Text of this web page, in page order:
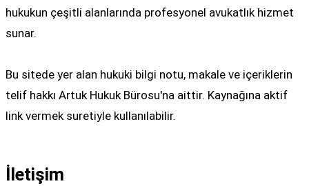
hukukun çeşitli alanlarında profesyonel avukatlık hizmet
sunar.
Bu sitede yer alan hukuki bilgi notu, makale ve içeriklerin
telif hakkı Artuk Hukuk Bürosu'na aittir. Kaynağına aktif
link vermek suretiyle kullanılabilir.
İletişim